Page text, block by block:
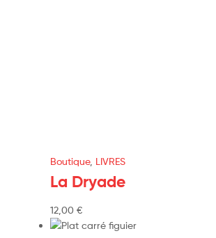
Boutique, LIVRES
La Dryade
12,00 €